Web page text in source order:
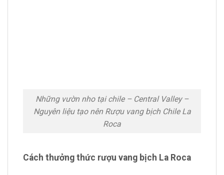
Những vườn nho tại chile – Central Valley –
Nguyên liệu tạo nên Rượu vang bịch Chile La
Roca
Cách thưởng thức rượu vang bịch La Roca